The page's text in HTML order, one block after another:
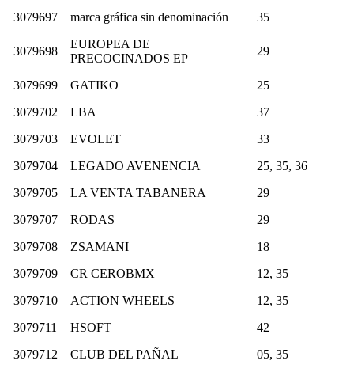
3079697
marca gráfica sin denominación 35
3079698
EUROPEA DE
PRECOCINADOS EP
29
3079699 GATIKO
25
3079702
LBA
37
3079703
EVOLET
33
3079704
LEGADO AVENENCIA
25, 35, 36
3079705
LA VENTA TABANERA
29
3079707
RODAS
29
3079708
ZSAMANI
18
3079709
CR CEROBMX
12, 35
3079710
ACTION WHEELS
12, 35
3079711
HSOFT
42
3079712
CLUB DEL PAÑAL 05, 35